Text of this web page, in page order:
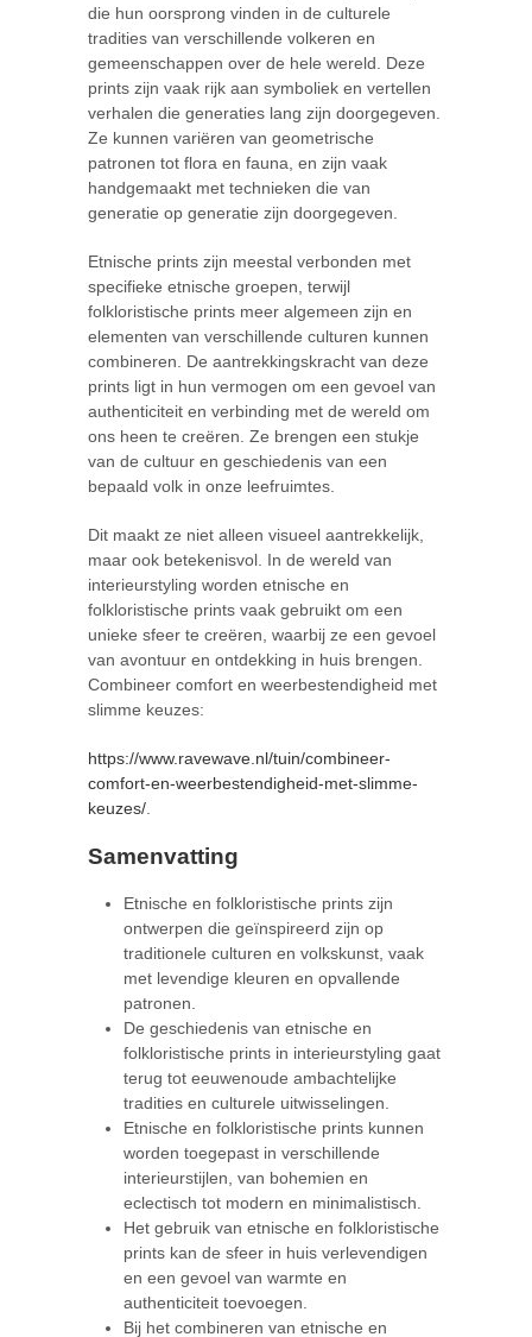
die hun oorsprong vinden in de culturele
tradities van verschillende volkeren en
gemeenschappen over de hele wereld. Deze
prints zijn vaak rijk aan symboliek en vertellen
verhalen die generaties lang zijn doorgegeven.
Ze kunnen variëren van geometrische
patronen tot flora en fauna, en zijn vaak
handgemaakt met technieken die van
generatie op generatie zijn doorgegeven.
Etnische prints zijn meestal verbonden met
specifieke etnische groepen, terwijl
folkloristische prints meer algemeen zijn en
elementen van verschillende culturen kunnen
combineren. De aantrekkingskracht van deze
prints ligt in hun vermogen om een gevoel van
authenticiteit en verbinding met de wereld om
ons heen te creëren. Ze brengen een stukje
van de cultuur en geschiedenis van een
bepaald volk in onze leefruimtes.
Dit maakt ze niet alleen visueel aantrekkelijk,
maar ook betekenisvol. In de wereld van
interieurstyling worden etnische en
folkloristische prints vaak gebruikt om een
unieke sfeer te creëren, waarbij ze een gevoel
van avontuur en ontdekking in huis brengen.
Combineer comfort en weerbestendigheid met
slimme keuzes:
https://www.ravewave.nl/tuin/combineer-
comfort-en-weerbestendigheid-met-slimme-
keuzes/
Samenvatting
Etnische en folkloristische prints zijn
ontwerpen die geïnspireerd zijn op
traditionele culturen en volkskunst, vaak
met levendige kleuren en opvallende
patronen.
De geschiedenis van etnische en
folkloristische prints in interieurstyling gaat
terug tot eeuwenoude ambachtelijke
tradities en culturele uitwisselingen.
Etnische en folkloristische prints kunnen
worden toegepast in verschillende
interieurstijlen, van bohemien en
eclectisch tot modern en minimalistisch.
Het gebruik van etnische en folkloristische
prints kan de sfeer in huis verlevendigen
en een gevoel van warmte en
authenticiteit toevoegen.
Bij het combineren van etnische en